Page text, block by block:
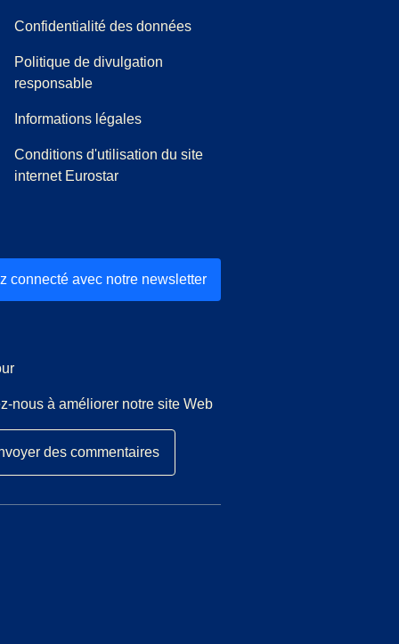
Confidentialité des données
Politique de divulgation
responsable
Informations légales
Conditions d'utilisation du site
internet Eurostar
connecté avec notre newsletter
nous à améliorer notre site Web
des commentaires